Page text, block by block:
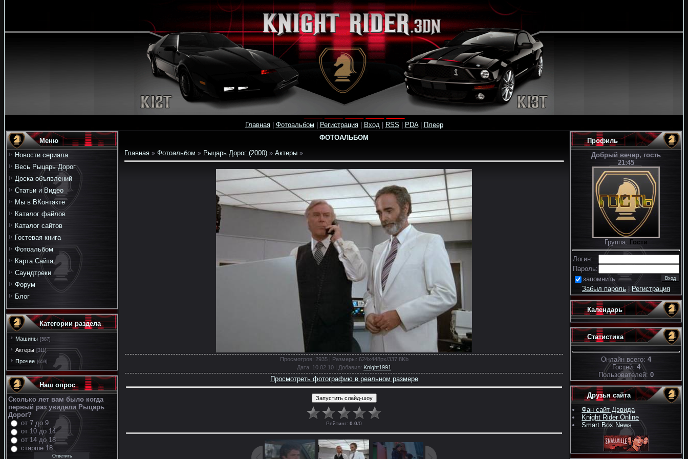
Главная| Фотоальбом Регистрация| Вход| RSS PDA| Плеер
Меню
Новости сериала
Весь Рыцарь Дорог
Доска объявлений
Статьи и Видео
Мы в ВКонтакте
Каталог файлов
Каталог сайтов
Гостевая книга
Фотоальбом
Карта Сайта
Саундтреки
Форум
Блог
Категории раздела
Машины [587]
Актеры [311]
Прочее [659]
Наш опрос
Сколько лет вам было когда
первый раз увидели Рыцарь
Дорог?
от 7 до 9
от 10 до 14
от 14 до 18
старше 18
ФОТОАЛЬБОМ
Главная » Фотоальбом » Рыцарь Дорог (2000) » Актеры »
Просмотров: 2935 | Размеры: 624x448px/337.8Kb
Дата: 10.02.10 | Добавил: Knight1991
Просмотреть фотографию в реальном размере
Рейтинг: 0.0/0
Профиль
Добрый вечер, гость
21:45
Группа: Гости
Логин:
Пароль:
запомнить
Забыл пароль|Регистрация
Календарь
Статистика
Онлайн всего: 4
Гостей: 4
Пользователей: 0
Друзья сайта
Фан сайт Дэвида
Knight Rider Online
Smart Box News